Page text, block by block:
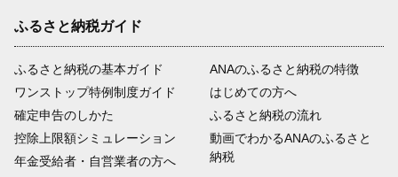
ふるさと納税ガイド
ふるさと納税の基本ガイド
ワンストップ特例制度ガイド
確定申告のしかた
控除上限額シミュレーション
年金受給者・自営業者の方へ
ANAのふるさと納税の特徴
はじめての方へ
ふるさと納税の流れ
動画でわかるANAのふるさと
納税